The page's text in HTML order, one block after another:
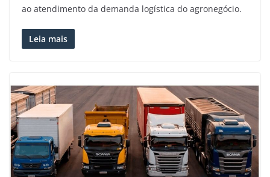
ao atendimento da demanda logística do agronegócio.
Leia mais